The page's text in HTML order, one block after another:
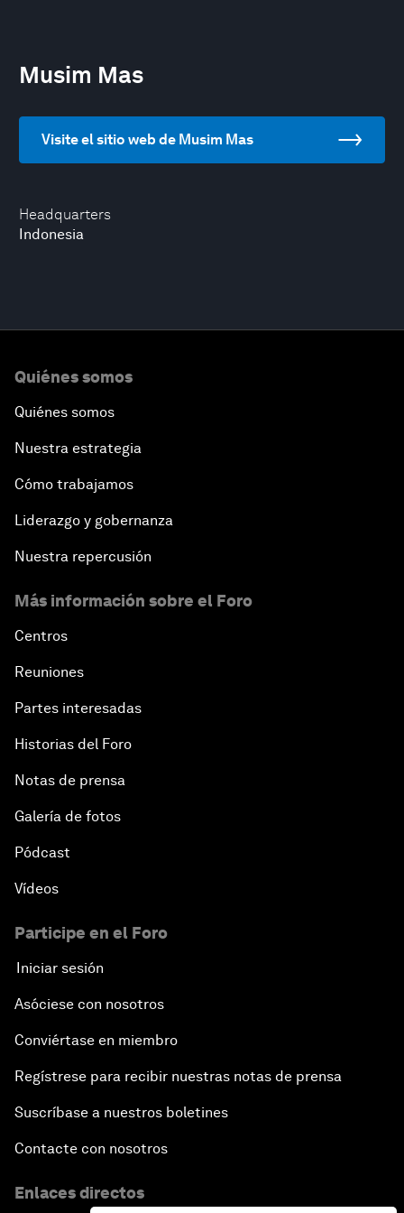
Headquarters
Indonesia
Musim Mas
Visite el sitio web de Musim Mas
Quiénes somos
Quiénes somos
Nuestra estrategia
Cómo trabajamos
Liderazgo y gobernanza
Nuestra repercusión
Más información sobre el Foro
Centros
Reuniones
Partes interesadas
Historias del Foro
Notas de prensa
Galería de fotos
Pódcast
Vídeos
Participe en el Foro
Iniciar sesión
Asóciese con nosotros
Conviértase en miembro
Regístrese para recibir nuestras notas de prensa
Suscríbase a nuestros boletines
Contacte con nosotros
Enlaces directos